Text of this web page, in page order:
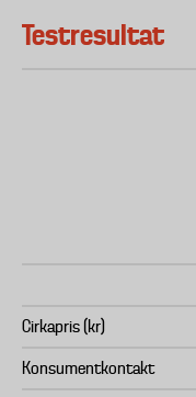
Testresultat
Cirkapris (kr)
Konsumentkontakt